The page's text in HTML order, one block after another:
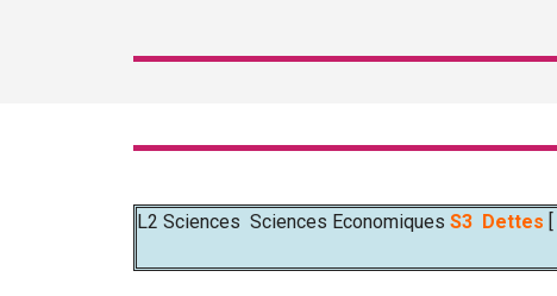
L2 Sciences Sciences Economiques S3 Dettes [